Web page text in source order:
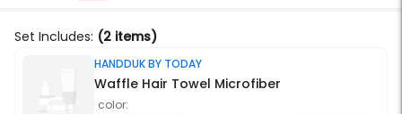
Set Includes: (2 items)
HANDDUK BY TODAY
Waffle Hair Towel Microfiber
color: